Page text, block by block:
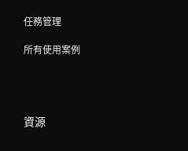
任務管理
所有使用案例
資源